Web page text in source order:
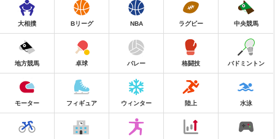
大相撲 Bリーグ NBA ラグビー 中央競馬
地方競馬 卓球 バレー 格闘技 バドミントン
モーター フィギュア ウィンター 陸上 水泳